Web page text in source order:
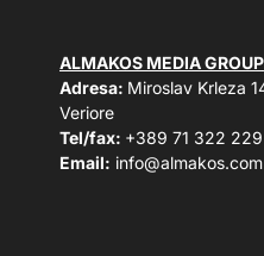
ALMAKOS MEDIA GROUP
Adresa: Miroslav Krleza
Veriore
Tel/fax: +389 71 322 229
Email: info@almakos.com